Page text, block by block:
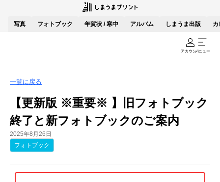
写真 フォトブック 年賀状 / 寒中 アルバム しまうま出版 カ
アカウントメニュー
一覧に戻る
【更新版 ※重要※ 】旧フォトブック
終了と新フォトブックのご案内
2025年8月26日
フォトブック